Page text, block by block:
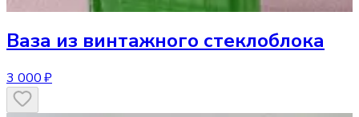
Ваза из винтажного стеклоблока
3 000 ₽